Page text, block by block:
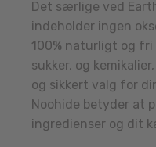
Det særlige ved
indeholder ingen
100% naturligt og
sukker, og
og sikkert valg for
Noohide betyder at
ingredienser og dit